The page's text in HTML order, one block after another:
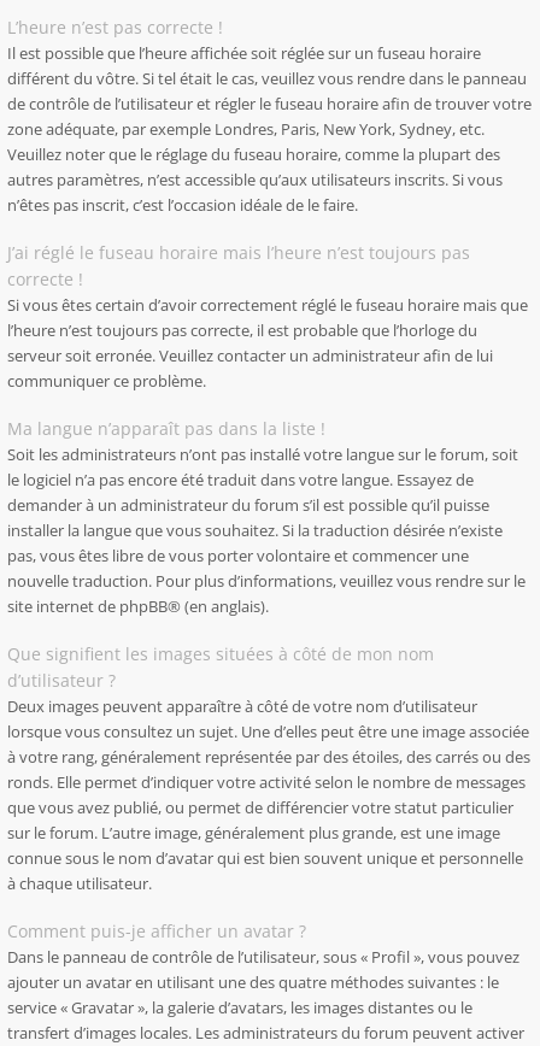
L’heure n’est pas correcte !
Il est possible que l’heure affichée soit réglée sur un fuseau horaire
différent du vôtre. Si tel était le cas, veuillez vous rendre dans le panneau
de contrôle de l’utilisateur et régler le fuseau horaire afin de trouver votre
zone adéquate, par exemple Londres, Paris, New York, Sydney, etc.
Veuillez noter que le réglage du fuseau horaire, comme la plupart des
autres paramètres, n’est accessible qu’aux utilisateurs inscrits. Si vous
n’êtes pas inscrit, c’est l’occasion idéale de le faire.
J’ai réglé le fuseau horaire mais l’heure n’est toujours pas
correcte !
Si vous êtes certain d’avoir correctement réglé le fuseau horaire mais que
l’heure n’est toujours pas correcte, il est probable que l’horloge du
serveur soit erronée. Veuillez contacter un administrateur afin de lui
communiquer ce problème.
Ma langue n’apparaît pas dans la liste !
Soit les administrateurs n’ont pas installé votre langue sur le forum, soit
le logiciel n’a pas encore été traduit dans votre langue. Essayez de
demander à un administrateur du forum s’il est possible qu’il puisse
installer la langue que vous souhaitez. Si la traduction désirée n’existe
pas, vous êtes libre de vous porter volontaire et commencer une
nouvelle traduction. Pour plus d’informations, veuillez vous rendre sur le
site internet de phpBB® (en anglais).
Que signifient les images situées à côté de mon nom
d’utilisateur ?
Deux images peuvent apparaître à côté de votre nom d’utilisateur
lorsque vous consultez un sujet. Une d’elles peut être une image associée
à votre rang, généralement représentée par des étoiles, des carrés ou des
ronds. Elle permet d’indiquer votre activité selon le nombre de messages
que vous avez publié, ou permet de différencier votre statut particulier
sur le forum. L’autre image, généralement plus grande, est une image
connue sous le nom d’avatar qui est bien souvent unique et personnelle
à chaque utilisateur.
Comment puis-je afficher un avatar ?
Dans le panneau de contrôle de l’utilisateur, sous « Profil », vous pouvez
ajouter un avatar en utilisant une des quatre méthodes suivantes : le
service « Gravatar », la galerie d’avatars, les images distantes ou le
transfert d’images locales. Les administrateurs du forum peuvent activer